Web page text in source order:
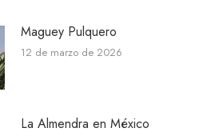
Maguey Pulquero
12 de marzo de 2026
La Almendra en México